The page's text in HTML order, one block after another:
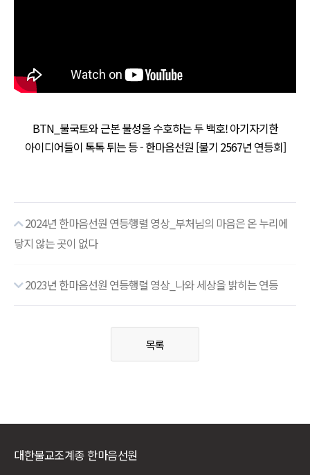
BTN_불국토와 근본 불성을 수호하는 두 백호! 아기자기한
아이디어들이 톡톡 튀는 등 - 한마음선원 [불기 2567년 연등회]
2024년 한마음선원 연등행렬 영상_부처님의 마음은 온 누리에
닿지 않는 곳이 없다
2023년 한마음선원 연등행렬 영상_나와 세상을 밝히는 연등
목록
대한불교조계종 한마음선원